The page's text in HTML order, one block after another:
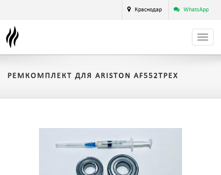
Краснодар WhatsApp
РЕМКОМПЛЕКТ ДЛЯ ARISTON AF552TPEX